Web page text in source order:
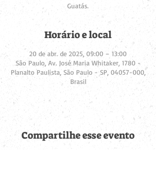
Guatás.
Horário e local
20 de abr. de 2025, 09:00 – 13:00
São Paulo, Av. José Maria Whitaker, 1780 -
Planalto Paulista, São Paulo - SP, 04057-000,
Brasil
Compartilhe esse evento